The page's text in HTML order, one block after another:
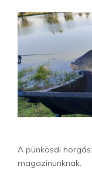
A pünkösdi
magazinunknak.